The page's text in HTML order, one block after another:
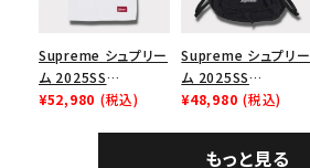
Supreme シュプリー
ム 2025SS
Bandana Football
¥52,980 (税込)
Supreme シュプリー
ム 2025SS
Backpack バックパッ
¥48,980 (税込)
もっと見る